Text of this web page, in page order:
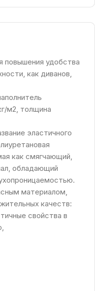
повышения удобства
как диванов,
м2, толщина
эластичного
как смягчающий,
обладающий
материалом,
качеств:
свойства в